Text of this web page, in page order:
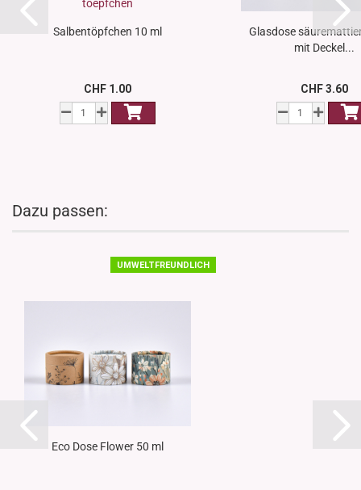
Salbentöpfchen 10 ml
CHF 1.00
Glasdose
mit Deckel...
CHF 3.60
Dazu passen:
UMWELTFREUNDLICH
Eco Dose Flower 50 ml